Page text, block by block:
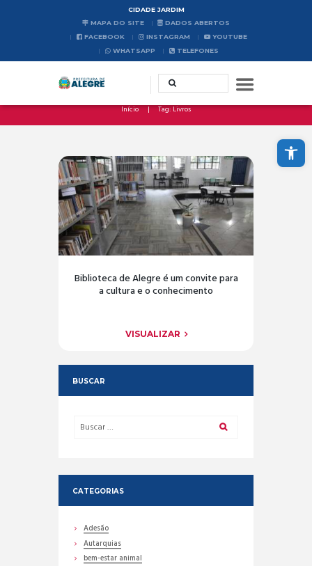
Abrir a barra de ferramentas
CIDADE JARDIM
MAPA DO SITE
DADOS ABERTOS
FACEBOOK
INSTAGRAM
YOUTUBE
WHATSAPP
TELEFONES
Início Tag: Livros
Biblioteca de Alegre é um convite para
a cultura e o conhecimento
VISUALIZAR
BUSCAR
CATEGORIAS
Adesão
Autarquias
bem-estar animal